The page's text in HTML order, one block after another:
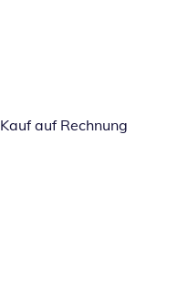
Kauf auf Rechnung